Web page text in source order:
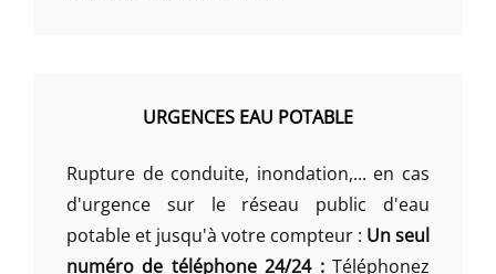
URGENCES EAU POTABLE
Rupture de conduite, inondation,... en cas
d'urgence sur le réseau public d'eau
potable et jusqu'à votre compteur : Un seul
numéro de téléphone 24/24 :Téléphonez